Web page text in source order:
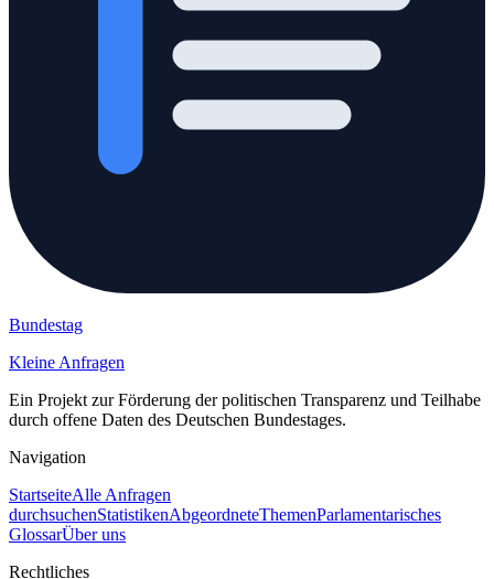
Bundestag
Kleine Anfragen
Ein Projekt zur Förderung der politischen Transparenz und Teilhabe
durch offene Daten des Deutschen Bundestages.
Navigation
StartseiteAlle Anfragen
durchsuchenStatistikenAbgeordneteThemenParlamentarisches
GlossarÜber uns
Rechtliches